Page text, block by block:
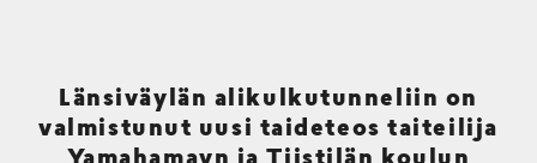
Länsiväylän alikulkutunneliin on
valmistunut uusi taideteos taiteilija